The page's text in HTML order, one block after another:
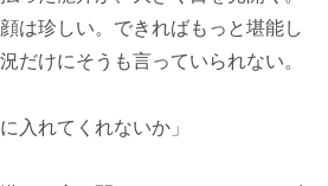
は珍しい。できればもっと堪能し
だけにそうも言っていられない。
入れてくれないか」